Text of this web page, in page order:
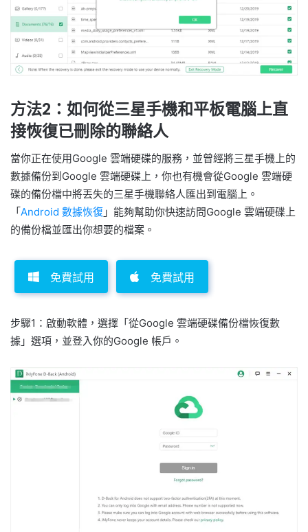
方法2：如何從三星手機和平板電腦上直
接恢復已刪除的聯絡人
當你正在使用Google 雲端硬碟的服務，並曾經將三星手機上的
數據備份到Google 雲端硬碟上，你也有機會從Google 雲端硬
碟的備份檔中將丟失的三星手機聯絡人匯出到電腦上。
「 Android 數據恢復 」能夠幫助你快速訪問Google 雲端硬碟上
的備份檔並匯出你想要的檔案。
免費試用 免費試用
步驟1：啟動軟體，選擇「從Google 雲端硬碟備份檔恢復數
據」選項，並登入你的Google 帳戶。